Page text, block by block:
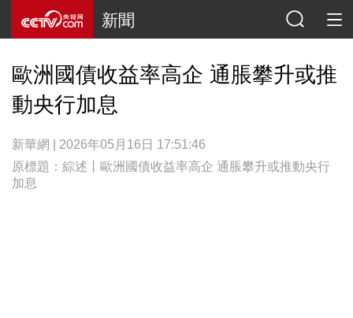
新聞
歐洲國債收益率高企 通脹攀升或推
動央行加息
新華網 | 2026年05月16日 17:51:46
原標題：綜述丨歐洲國債收益率高企 通脹攀升或推動央行
加息